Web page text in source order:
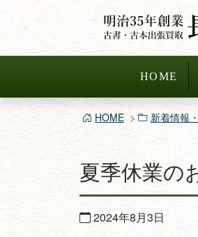
へ
HOME
HOME 新着情報
夏季休業の
2024年8月3日